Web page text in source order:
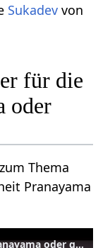
Sukadev von
für die
oder
Thema
Pranayama
Was ist wichtiger für die Gesundheit Pranayama oder gesunde Ernährung?